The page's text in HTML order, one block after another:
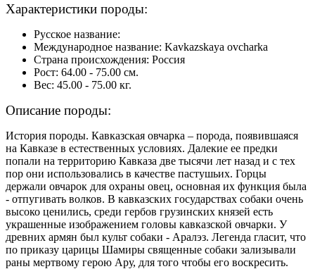
Характеристики породы:
Русское название:
Международное название: Kavkazskaya ovcharka
Страна происхождения: Россия
Рост: 64.00 - 75.00 см.
Вес: 45.00 - 75.00 кг.
Описание породы:
История породы. Кавказская овчарка – порода, появившаяся
на Кавказе в естественных условиях. Далекие ее предки
попали на территорию Кавказа две тысячи лет назад и с тех
пор они использовались в качестве пастушьих. Горцы
держали овчарок для охраны овец, основная их функция была
- отпугивать волков. В кавказских государствах собаки очень
высоко ценились, среди гербов грузинских князей есть
украшенные изображением головы кавказской овчарки. У
древних армян был культ собаки - Аралэз. Легенда гласит, что
по приказу царицы Шамиры священные собаки зализывали
раны мертвому герою Ару, для того чтобы его воскресить.